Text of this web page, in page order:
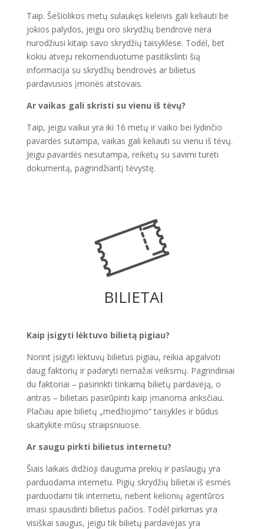
Taip. Šešiolikos metų sulaukęs keleivis gali keliauti be
jokios palydos, jeigu oro skrydžių bendrovė nėra
nurodžiusi kitaip savo skrydžių taisyklėse. Todėl, bet
kokiu atveju rekomenduotume pasitikslinti šią
informacija su skrydžių bendrovės ar bilietus
pardavusios įmonės atstovais.
Ar vaikas gali skristi su vienu iš tėvų?
Taip, jeigu vaikui yra iki 16 metų ir vaiko bei lydinčio
pavardės sutampa, vaikas gali keliauti su vienu iš tėvų.
Jeigu pavardės nesutampa, reikėtų su savimi turėti
dokumentą, pagrindžiantį tėvystę.
BILIETAI
Kaip įsigyti lėktuvo bilietą pigiau?
Norint įsigyti lėktuvų bilietus pigiau, reikia apgalvoti
daug faktorių ir padaryti nemažai veiksmų. Pagrindiniai
du faktoriai – pasirinkti tinkamą bilietų pardavėją, o
antras – bilietais pasirūpinti kaip įmanoma anksčiau.
Plačiau apie bilietų „medžiojimo“ taisykles ir būdus
skaitykite mūsų straipsniuose.
Ar saugu pirkti bilietus internetu?
Šiais laikais didžioji dauguma prekių ir paslaugų yra
parduodama internetu. Pigių skrydžių bilietai iš esmės
parduodami tik internetu, nebent kelionių agentūros
imasi spausdinti bilietus pačios. Todėl pirkimas yra
visiškai saugus, jeigu tik bilietų pardavėjas yra